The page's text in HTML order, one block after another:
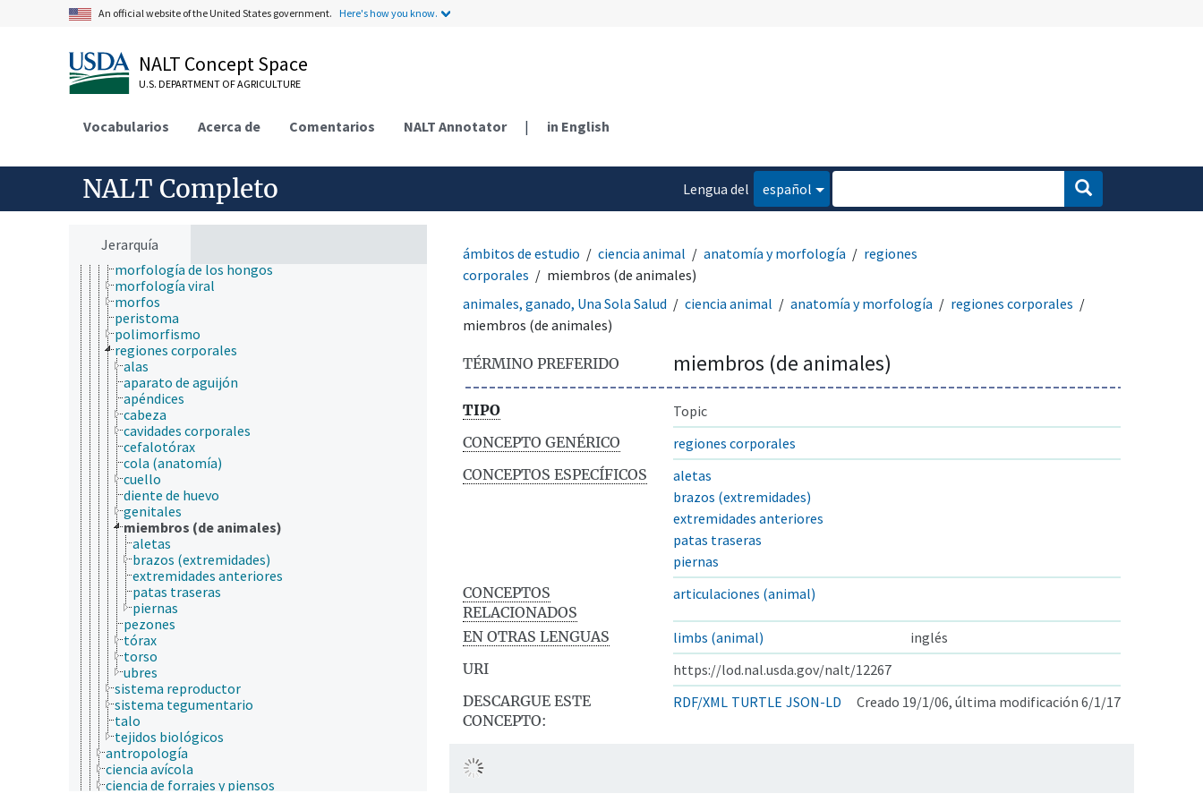
An official website of the United States government. Here's how you know.
NALT Concept Space
U.S. DEPARTMENT OF AGRICULTURE
Vocabularios Acerca de Comentarios NALT Annotator | in English
NALT Completo
Lengua del
español
Jerarquía
biología evolutiva
botánica
cartografía
ciencia ambiental
anatomía y morfología
anatomía fúngica
estructuras embrionarias
glándulas salinas
morfología animal
morfología de las plantas
morfología de los hongos
morfología viral
morfos
peristoma
polimorfismo
regiones corporales
alas
aparato de aguijón
apéndices
cabeza
cavidades corporales
cefalotórax
cola (anatomía)
cuello
diente de huevo
genitales
miembros (de animales)
aletas
brazos (extremidades)
extremidades anteriores
patas traseras
piernas
pezones
tórax
torso
ubres
sistema reproductor
sistema tegumentario
talo
tejidos biológicos
antropología
ciencia avícola
ciencia de forrajes y piensos
ámbitos de estudio ciencia animal anatomía y morfología
regiones
corporales
miembros (de animales)
animales, ganado, Una Sola Salud
ciencia animal anatomía y morfología
regiones corporales
miembros (de animales)
TÉRMINO PREFERIDO miembros (de animales)
TIPO
Topic
CONCEPTO GENÉRICO
regiones corporales
CONCEPTOS ESPECÍFICOS
aletas
brazos (extremidades)
extremidades anteriores
patas traseras
piernas
CONCEPTOS
RELACIONADOS
articulaciones (animal)
EN OTRAS LENGUAS limbs (animal)
inglés
URI
https://lod.nal.usda.gov/nalt/12267
DESCARGUE ESTE
CONCEPTO:
RDF/XML TURTLE JSON-LD Creado 19/1/06, última modificación 6/1/17